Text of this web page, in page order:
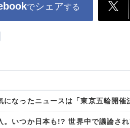
でシェアする
になったニュースは「東京五輪開催
。いつか日本も!? 世界中で議論さ